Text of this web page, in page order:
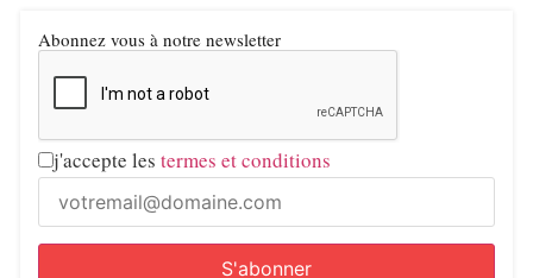
Abonnez vous à notre newsletter
j'accepte les termes et conditions